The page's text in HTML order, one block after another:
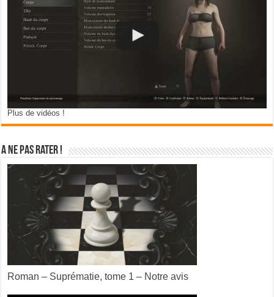
Plus de vidéos !
A ne pas rater !
Roman – Suprématie, tome 1 – Notre avis